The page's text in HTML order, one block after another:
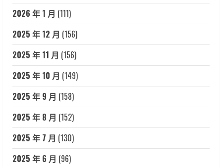
2026 年 1 月 (111)
2025 年 12 月 (156)
2025 年 11 月 (156)
2025 年 10 月 (149)
2025 年 9 月 (158)
2025 年 8 月 (152)
2025 年 7 月 (130)
2025 年 6 月 (96)